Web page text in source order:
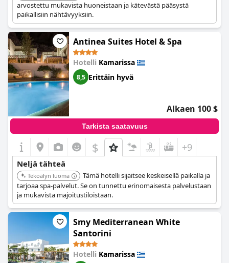
arvostettu mukavista huoneistaan ja kätevästä pääsystä
paikallisiin nähtävyyksiin.
Antinea Suites Hotel & Spa
Hotelli Kamarissa
8,5 Erittäin hyvä
Alkaen 100 $
Tarkista saatavuus
$ +9
Neljä tähteä
Tekoälyn luoma
Tämä hotelli sijaitsee keskeisellä paikalla ja
tarjoaa spa-palvelut. Se on tunnettu erinomaisesta palvelustaan
ja mukavista majoitustiloistaan.
Smy Mediterranean White
Santorini
Hotelli Kamarissa